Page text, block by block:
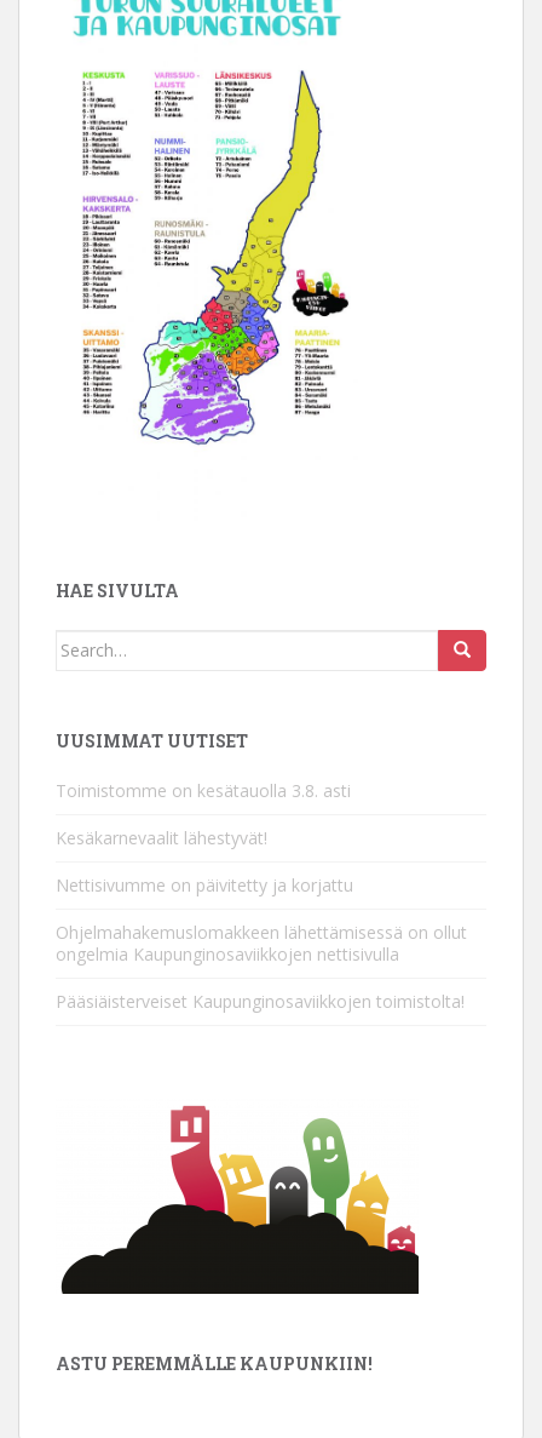
HAE SIVULTA
Search
UUSIMMAT UUTISET
Toimistomme on kesätauolla 3.8. asti
Kesäkarnevaalit lähestyvät!
Nettisivumme on päivitetty ja korjattu
Ohjelmahakemuslomakkeen lähettämisessä on ollut
ongelmia Kaupunginosaviikkojen nettisivulla
Pääsiäisterveiset Kaupunginosaviikkojen toimistolta!
ASTU PEREMMÄLLE KAUPUNKIIN!